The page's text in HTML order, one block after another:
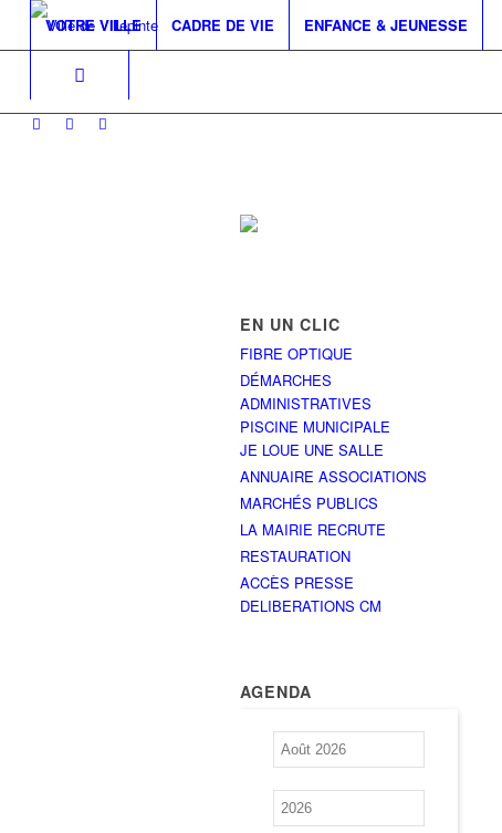
VOTRE VILLE CADRE DE VIE ENFANCE & JEUNESSE
EN UN CLIC
FIBRE OPTIQUE
DÉMARCHES
ADMINISTRATIVES
PISCINE MUNICIPALE
JE LOUE UNE SALLE
ANNUAIRE ASSOCIATIONS
MARCHÉS PUBLICS
LA MAIRIE RECRUTE
RESTAURATION
ACCÈS PRESSE
DELIBERATIONS CM
AGENDA